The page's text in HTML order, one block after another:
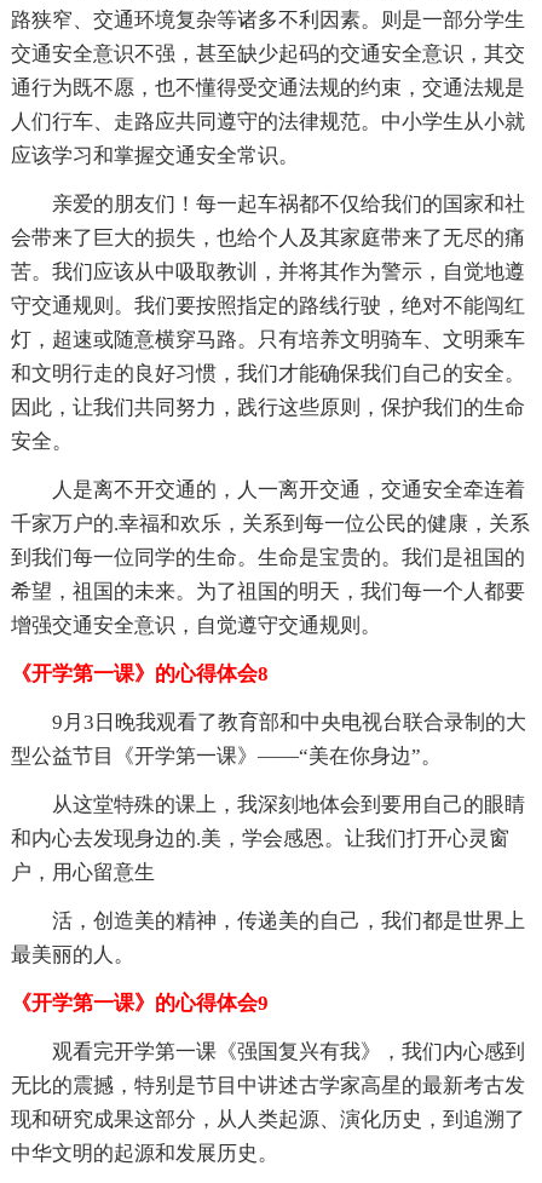
路狭窄、交通环境复杂等诸多不利因素。则是一部分学生
交通安全意识不强，甚至缺少起码的交通安全意识，其交
通行为既不愿，也不懂得受交通法规的约束，交通法规是
人们行车、走路应共同遵守的法律规范。中小学生从小就
应该学习和掌握交通安全常识。
亲爱的朋友们！每一起车祸都不仅给我们的国家和社
会带来了巨大的损失，也给个人及其家庭带来了无尽的痛
苦。我们应该从中吸取教训，并将其作为警示，自觉地遵
守交通规则。我们要按照指定的路线行驶，绝对不能闯红
灯，超速或随意横穿马路。只有培养文明骑车、文明乘车
和文明行走的良好习惯，我们才能确保我们自己的安全。
因此，让我们共同努力，践行这些原则，保护我们的生命
安全。
人是离不开交通的，人一离开交通，交通安全牵连着
千家万户的.幸福和欢乐，关系到每一位公民的健康，关系
到我们每一位同学的生命。生命是宝贵的。我们是祖国的
希望，祖国的未来。为了祖国的明天，我们每一个人都要
增强交通安全意识，自觉遵守交通规则。
《开学第一课》的心得体会8
9月3日晚我观看了教育部和中央电视台联合录制的大
型公益节目《开学第一课》——“美在你身边”。
从这堂特殊的课上，我深刻地体会到要用自己的眼睛
和内心去发现身边的.美，学会感恩。让我们打开心灵窗
户，用心留意生
活，创造美的精神，传递美的自己，我们都是世界上
最美丽的人。
《开学第一课》的心得体会9
观看完开学第一课《强国复兴有我》，我们内心感到
无比的震撼，特别是节目中讲述古学家高星的最新考古发
现和研究成果这部分，从人类起源、演化历史，到追溯了
中华文明的起源和发展历史。